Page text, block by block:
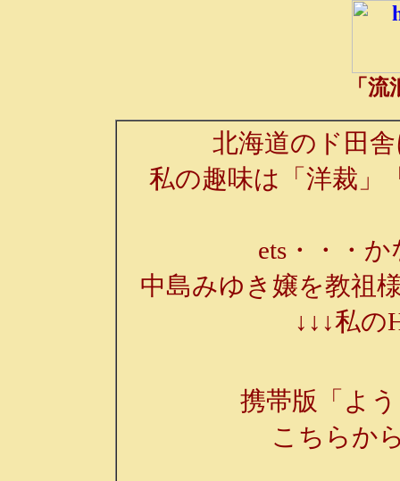
「
北海道のド田
私の趣味は「洋裁」
ets・・・
中島みゆき嬢を教祖
↓↓↓私の
携帯版「よ
こちらか